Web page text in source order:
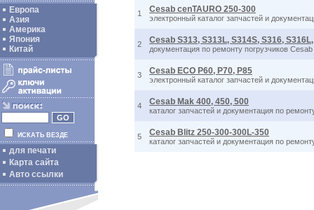
Европа
Азия
Америка
Япония
Китай
ИСКАТЬ ВЕЗДЕ
для печати
Карта сайта
Авто ссылки
1 Cesab cenTAURO 250-300
электронный каталог запчастей и
2 Cesab S313, S313L, S314S, S316,
документация по ремонту погрузчиков
3 Cesab ECO P60, P70, P85
электронный каталог запчастей и
4 Cesab Mak 400, 450, 500
каталог запчастей и документация по
5 Cesab Blitz 250-300-300L-350
каталог запчастей и документация по